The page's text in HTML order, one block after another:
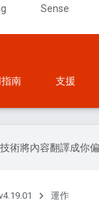
Sense
南 支援
術將內容翻譯成你
運作